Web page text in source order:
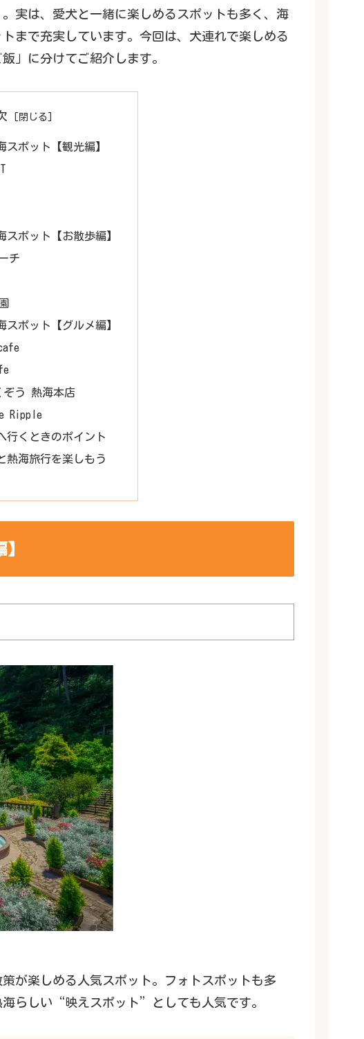
実は、愛犬と一緒に楽しめるスポットも多く、海
まで充実しています。今回は、犬連れで楽しめる
」に分けてご紹介します。
スポット【観光編】
スポット【お散歩編】
チ
スポット【グルメ編】
ぞう 熱海本店
Ripple
行くときのポイント
熱海旅行を楽しもう
が楽しめる人気スポット。フォトスポットも多
らしい“映えスポット”としても人気です。